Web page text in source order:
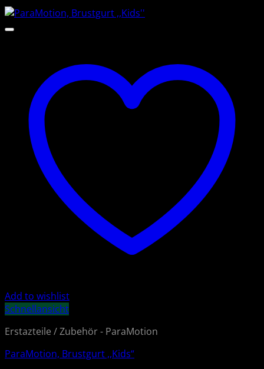
Add to wishlist
Schnellansicht
Erstazteile / Zubehör - ParaMotion
ParaMotion, Brustgurt ,,Kids“